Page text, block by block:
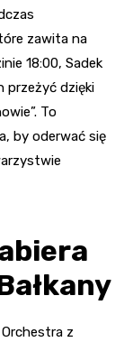
zawita na
18:00, Sadek
przeżyć dzięki
To
by oderwać się
z